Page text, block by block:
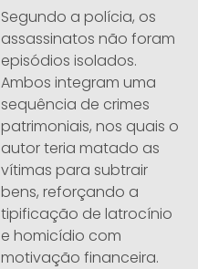
Segundo a polícia, os
assassinatos não foram
episódios isolados.
Ambos integram uma
sequência de crimes
patrimoniais, nos quais o
autor teria matado as
vítimas para subtrair
bens, reforçando a
tipificação de latrocínio
e homicídio com
motivação financeira.